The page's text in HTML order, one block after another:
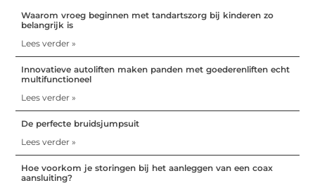
Waarom vroeg beginnen met tandartszorg bij kinderen zo
belangrijk is
Lees verder »
Innovatieve autoliften maken panden met goederenliften echt
multifunctioneel
Lees verder »
De perfecte bruidsjumpsuit
Lees verder »
Hoe voorkom je storingen bij het aanleggen van een coax
aansluiting?